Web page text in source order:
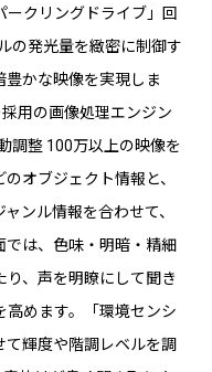
ークリングドライブ」回
の発光量を緻密に制御す
かな映像を実現しま
用の画像処理エンジン
調整 100万以上の映像を
オブジェクト情報と、
ンル情報を合わせて、
では、色味・明暗・精細
、声を明瞭にして聞き
めます。「環境センシ
輝度や階調レベルを調